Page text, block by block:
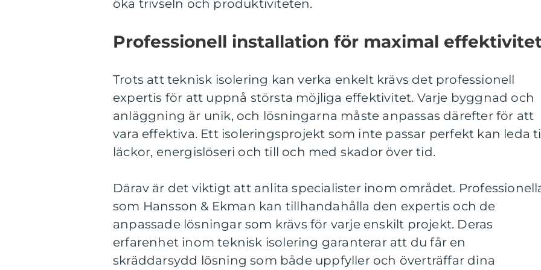
öka trivseln och produktiviteten.
Professionell installation för maximal
Trots att teknisk isolering kan verka enkelt krävs det professionell
expertis för att uppnå största möjliga effektivitet. Varje byggnad och
anläggning är unik, och lösningarna måste anpassas därefter för att
vara effektiva. Ett isoleringsprojekt som inte passar perfekt kan leda
läckor, energislöseri och till och med skador över tid.
Därav är det viktigt att anlita specialister inom området.
som Hansson & Ekman kan tillhandahålla den expertis och de
anpassade lösningar som krävs för varje enskilt projekt. Deras
erfarenhet inom teknisk isolering garanterar att du får en
skräddarsydd lösning som både uppfyller och överträffar dina